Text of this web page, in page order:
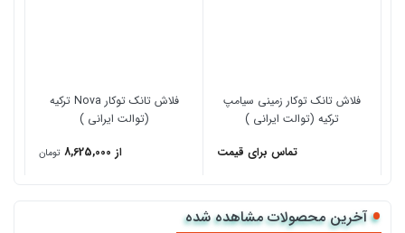
فلاش تانک توکار زمینی سیامپ
ترکیه (توالت ایرانی )
تماس برای قیمت
فلاش تانک توکار Nova ترکیه
(توالت ایرانی )
از 8,625,000
تومان
آخرین محصولات مشاهده شده